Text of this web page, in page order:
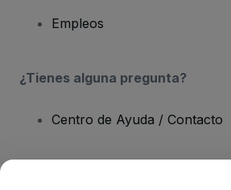
Empleos
¿Tienes alguna pregunta?
Centro de Ayuda / Contacto